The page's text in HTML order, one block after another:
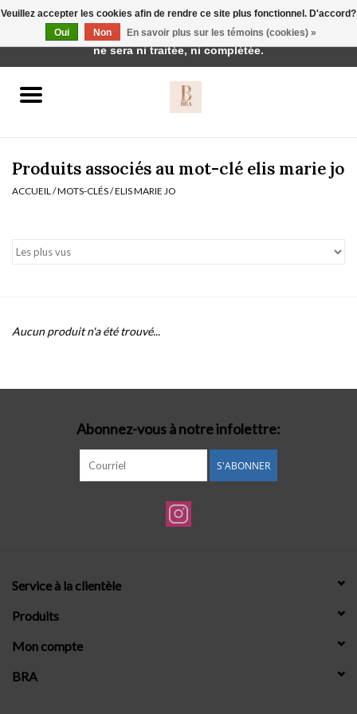
Réduction
Produits associés au mot-clé elis marie jo
ACCUEIL /MOTS-CLÉS/ELIS MARIE JO
Aucun produit n'a été trouvé...
Abonnez-vous à notre infolettre:
S'ABONNER
Service à la clientèle
Produits
Mon compte
BRA
Veuillez accepter les cookies afin de rendre ce site plus fonctionnel. D'accord?
Oui
Non En savoir plus sur les témoins (cookies) »
Cette boutique est en construction. Toute commande passée
ne sera ni traitée, ni complétée.